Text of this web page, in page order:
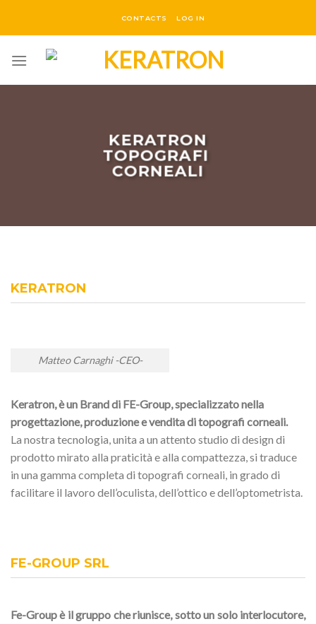
CONTACTS LOG IN
KERATRON
TOPOGRAFI
CORNEALI
KERATRON
Matteo Carnaghi -CEO-
Keratron, è un Brand di FE-Group, specializzato nella
progettazione, produzione e vendita di topografi corneali.
La nostra tecnologia, unita a un attento studio di design di
prodotto mirato alla praticità e alla compattezza, si traduce
in una gamma completa di topografi corneali, in grado di
facilitare il lavoro dell’oculista, dell’ottico e dell’optometrista.
FE-GROUP SRL
Fe-Group è il gruppo che riunisce, sotto un solo interlocutore,